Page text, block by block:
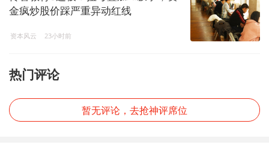
金疯炒股价踩严重异动红线
资本风云 23小时前
热门评论
暂无评论，去抢神评席位